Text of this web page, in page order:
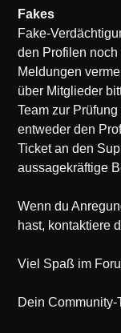
Fakes
Fake-
den Profilen
Meldungen
über Mitglieder
Team zur
entweder den
Ticket an den
aussagekräftige
Wenn du
hast, kontaktiere
Viel Spaß im
Dein Community-